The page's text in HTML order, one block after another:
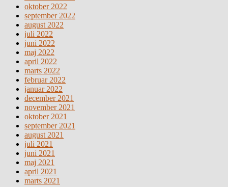
oktober 2022
september 2022
august 2022
juli 2022
juni 2022
maj 2022
april 2022
marts 2022
februar 2022
januar 2022
december 2021
november 2021
oktober 2021
september 2021
august 2021
juli 2021
juni 2021
maj 2021
april 2021
marts 2021